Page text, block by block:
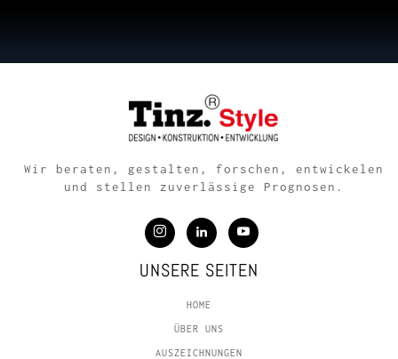
Wir beraten, gestalten, forschen, entwickelen
und stellen zuverlässige Prognosen.
UNSERE SEITEN
HOME
ÜBER UNS
AUSZEICHNUNGEN